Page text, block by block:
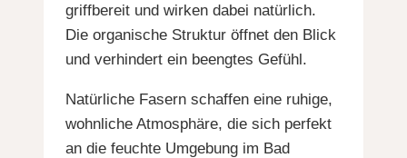
griffbereit und wirken dabei natürlich.
Die organische Struktur öffnet den Blick
und verhindert ein beengtes Gefühl.
Natürliche Fasern schaffen eine ruhige,
wohnliche Atmosphäre, die sich perfekt
an die feuchte Umgebung im Bad